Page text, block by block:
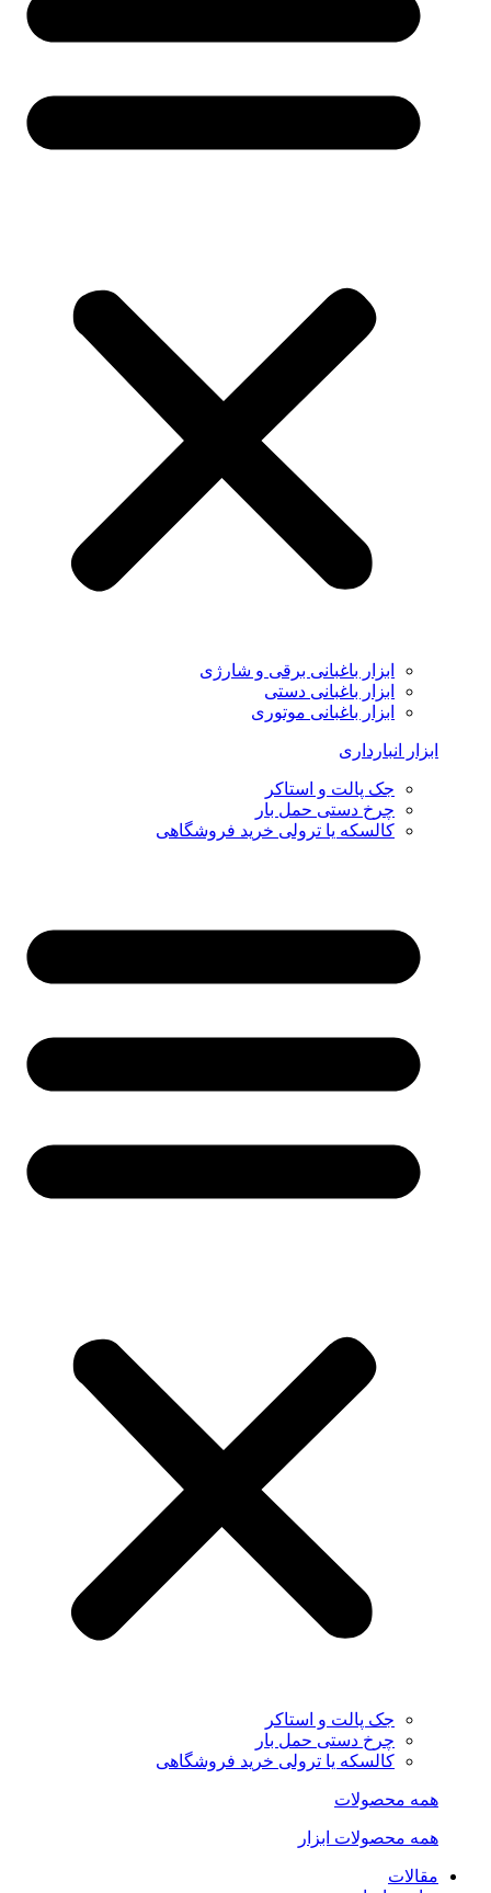
ابزار باغبانی برقی و شارژی
ابزار باغبانی دستی
ابزار باغبانی موتوری
ابزار انبارداری
جک پالت و استاکر
چرخ دستی حمل بار
کالسکه یا ترولی خرید فروشگاهی
جک پالت و استاکر
چرخ دستی حمل بار
کالسکه یا ترولی خرید فروشگاهی
همه محصولات
همه محصولات ابزار
مقالات